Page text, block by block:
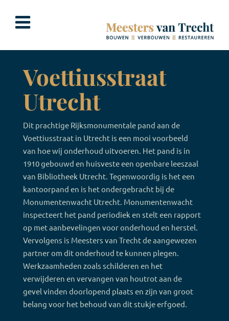
inhoud
Voettiusstraat
Utrecht
Dit prachtige Rijksmonumentale pand aan de
Voettiusstraat in Utrecht is een mooi voorbeeld
van hoe wij onderhoud uitvoeren. Het pand is in
1910 gebouwd en huisveste een openbare leeszaal
van Bibliotheek Utrecht. Tegenwoordig is het een
kantoorpand en is het ondergebracht bij de
Monumentenwacht Utrecht. Monumentenwacht
inspecteert het pand periodiek en stelt een rapport
op met aanbevelingen voor onderhoud en herstel.
Vervolgens is Meesters van Trecht de aangewezen
partner om dit onderhoud te kunnen plegen.
Werkzaamheden zoals schilderen en het
verwijderen en vervangen van houtrot aan de
gevel vinden doorlopend plaats en zijn van groot
belang voor het behoud van dit stukje erfgoed.